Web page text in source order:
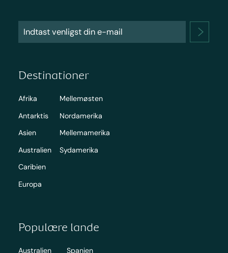
Destinationer
Afrika
Antarktis
Asien
Australien
Caribien
Europa
Mellemøsten
Nordamerika
Mellemamerika
Sydamerika
Populære lande
Australien
Spanien